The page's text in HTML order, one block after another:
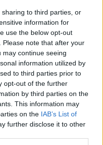
to third parties, or
information for
use the below opt-out
note that after your
continue seeing
information utilized by
to third parties prior to
opt-out of the further
by third parties on the
This information may
on the IAB’s List of
further disclose it to other